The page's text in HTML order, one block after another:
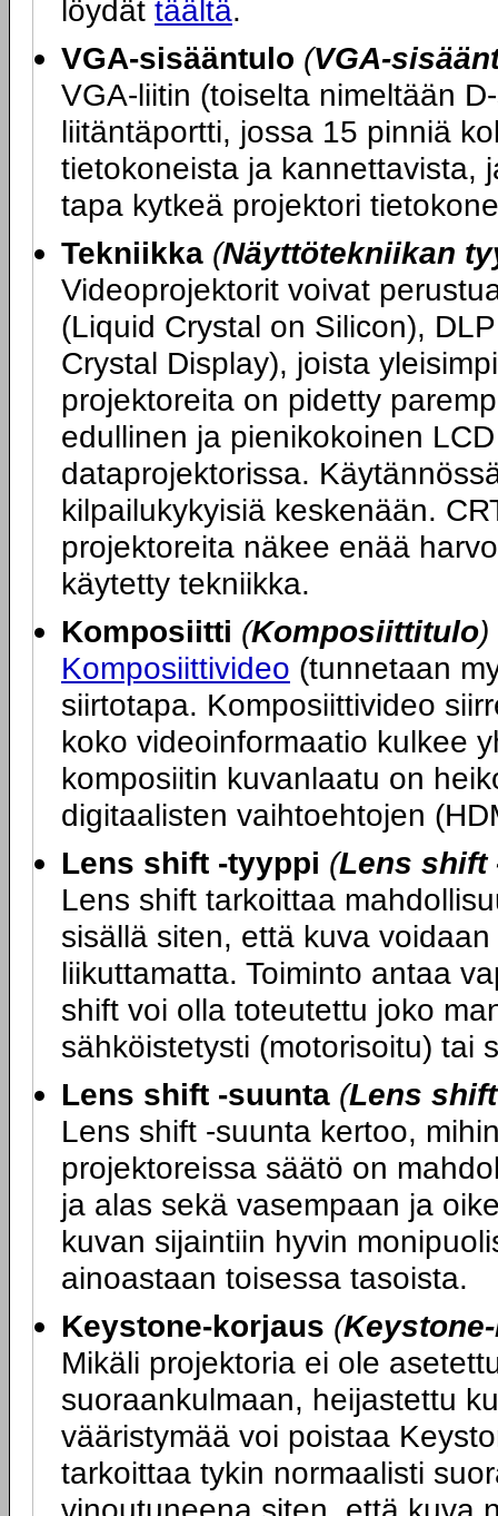
löydät täältä.
VGA-sisääntulo (VGA-
VGA-liitin (toiselta nimeltään
liitäntäportti, jossa 15 pinniä
tietokoneista ja kannettavista,
tapa kytkeä projektori
Tekniikka (Näyttötekniikan
Videoprojektorit voivat
(Liquid Crystal on Silicon),
Crystal Display), joista
projektoreita on pidetty
edullinen ja pienikokoinen
dataprojektorissa.
kilpailukykyisiä keskenään.
projektoreita näkee enää
käytetty tekniikka.
Komposiitti (Komposiittitulo)
Komposiittivideo (tunnetaan
siirtotapa. Komposiittivideo
koko videoinformaatio kulkee
komposiitin kuvanlaatu on
digitaalisten vaihtoehtojen
Lens shift -tyyppi (Lens shift
Lens shift tarkoittaa
sisällä siten, että kuva
liikuttamatta. Toiminto antaa
shift voi olla toteutettu joko
sähköistetysti (motorisoitu) tai
Lens shift -suunta (Lens
Lens shift -suunta kertoo,
projektoreissa säätö on
ja alas sekä vasempaan ja
kuvan sijaintiin hyvin
ainoastaan toisessa tasoista.
Keystone-korjaus (
Mikäli projektoria ei ole
suoraankulmaan, heijastettu
vääristymää voi poistaa
tarkoittaa tykin normaalisti